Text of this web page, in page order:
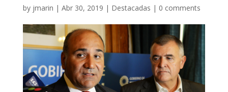
by jmarin | Abr 30, 2019 | Destacadas | 0 comments